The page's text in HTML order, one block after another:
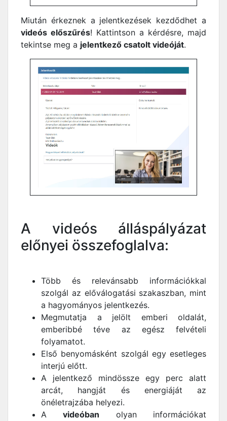
Miután érkeznek a jelentkezések kezdődhet a
videós előszűrés! Kattintson a kérdésre, majd
tekintse meg a jelentkező csatolt videóját.
A videós álláspályázat
előnyei összefoglalva:
Több és relevánsabb információkkal
szolgál az előválogatási szakaszban, mint
a hagyományos jelentkezés.
Megmutatja a jelölt emberi oldalát,
emberibbé téve az egész felvételi
folyamatot.
Első benyomásként szolgál egy esetleges
interjú előtt.
A jelentkező mindössze egy perc alatt
arcát, hangját és energiáját az
önéletrajzába helyezi.
Avideóban olyan információkat